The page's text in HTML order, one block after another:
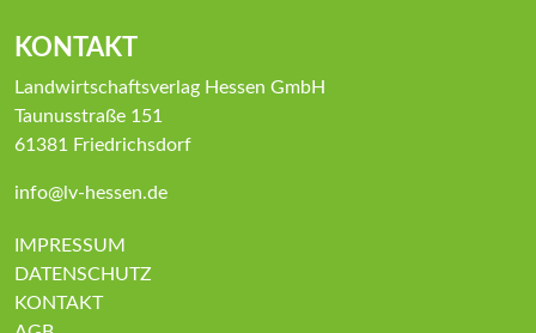
KONTAKT
Landwirtschaftsverlag Hessen GmbH
Taunusstraße 151
61381 Friedrichsdorf
info@lv-hessen.de
IMPRESSUM
DATENSCHUTZ
KONTAKT